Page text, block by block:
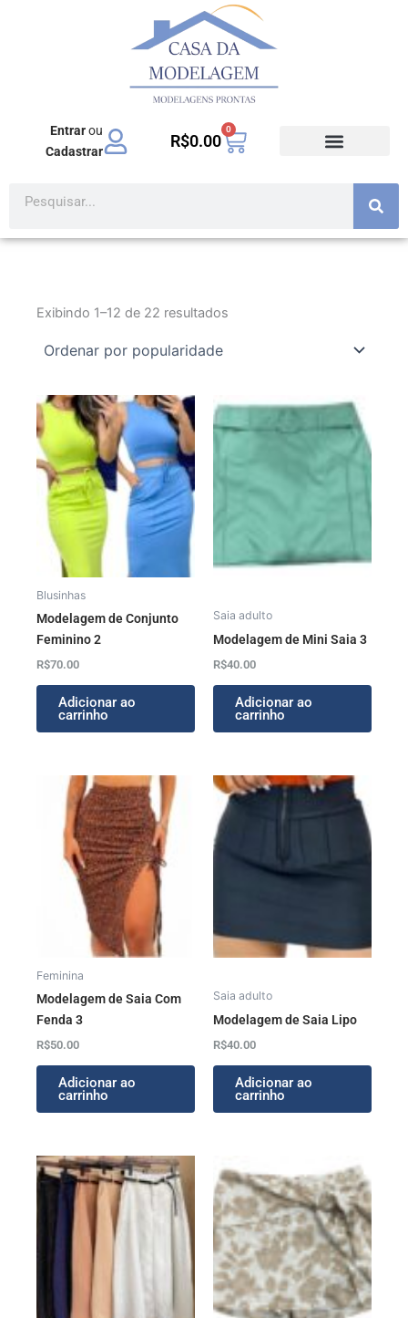
Entrarou
Cadastrar
R$0.00
0
Carrinho
Exibindo 1–12 de 22 resultados
Blusinhas
Modelagem de Conjunto
Feminino 2
R$70.00
Adicionar ao
carrinho
Saia adulto
Modelagem de Mini Saia 3
R$40.00
Adicionar ao
carrinho
Feminina
Modelagem de Saia Com
Fenda 3
R$50.00
Adicionar ao
carrinho
Saia adulto
Modelagem de Saia Lipo
R$40.00
Adicionar ao
carrinho